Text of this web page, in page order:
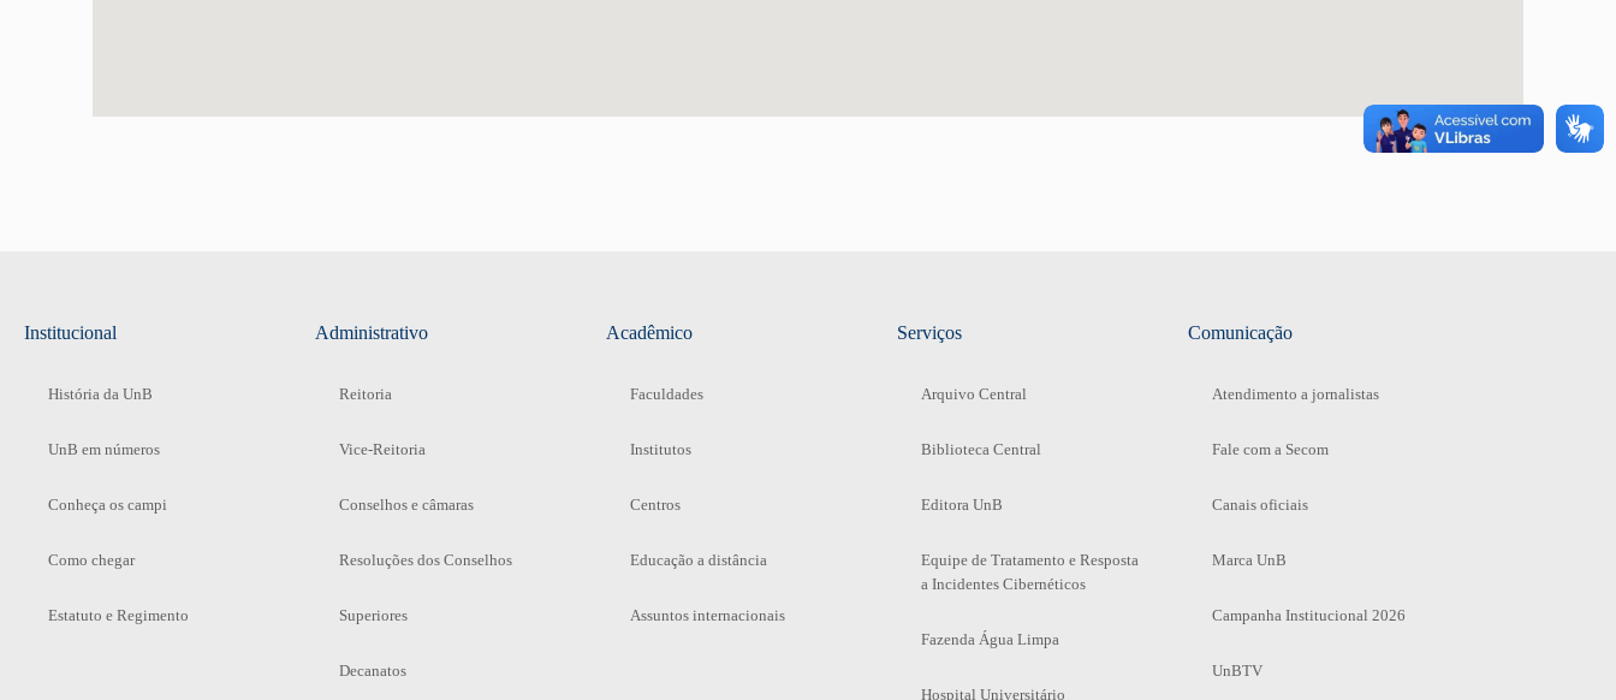
Institucional
História da UnB
UnB em números
Conheça os campi
Como chegar
Estatuto e Regimento
Administrativo
Reitoria
Vice-Reitoria
Conselhos e câmaras
Resoluções dos Conselhos
Superiores
Decanatos
Acadêmico
Faculdades
Institutos
Centros
Educação a distância
Assuntos internacionais
Serviços
Arquivo Central
Biblioteca Central
Editora UnB
Equipe de Tratamento e Resposta
a Incidentes Cibernéticos
Fazenda Água Limpa
Hospital Universitário
Comunicação
Atendimento a jornalistas
Fale com a Secom
Canais oficiais
Marca UnB
Campanha Institucional 2026
UnBTV